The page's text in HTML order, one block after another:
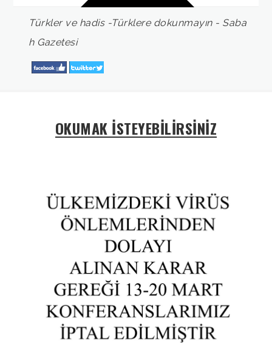
Türkler ve hadis -Türklere dokunmayın - Saba
h Gazetesi
OKUMAK İSTEYEBİLİRSİNİZ